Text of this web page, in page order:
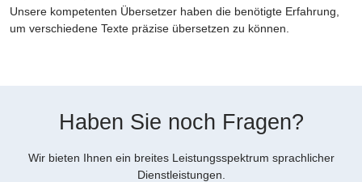
Unsere kompetenten Übersetzer haben die benötigte Erfahrung,
um verschiedene Texte präzise übersetzen zu können.
Haben Sie noch Fragen?
Wir bieten Ihnen ein breites Leistungsspektrum sprachlicher
Dienstleistungen.